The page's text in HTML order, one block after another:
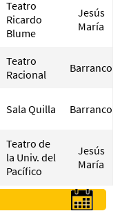
Teatro
Ricardo
Blume
Jesús
María
Teatro
Racional
Barranco
Sala Quilla Barranco
Teatro de
la Univ. del
Pacífico
Jesús
María